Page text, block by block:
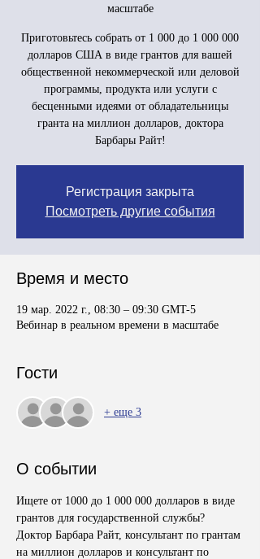
масштабе
Приготовьтесь собрать от 1 000 до 1 000 000
долларов США в виде грантов для вашей
общественной некоммерческой или деловой
программы, продукта или услуги с
бесценными идеями от обладательницы
гранта на миллион долларов, доктора
Барбары Райт!
Регистрация закрыта
Посмотреть другие события
Время и место
19 мар. 2022 г., 08:30 – 09:30 GMT-5
Вебинар в реальном времени в масштабе
Гости
+ еще 3
О событии
Ищете от 1000 до 1 000 000 долларов в виде
грантов для государственной службы?
Доктор Барбара Райт, консультант по грантам
на миллион долларов и консультант по